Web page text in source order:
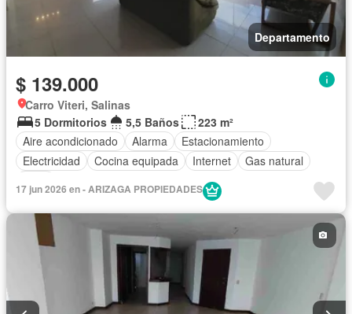
Departamento
$ 139.000
Carro Viteri, Salinas
5 Dormitorios
5,5 Baños
223 m²
Aire acondicionado
Alarma
Estacionamiento
Electricidad
Cocina equipada Internet
Gas natural
17 jun 2026 en - ARIZAGA PROPIEDADES